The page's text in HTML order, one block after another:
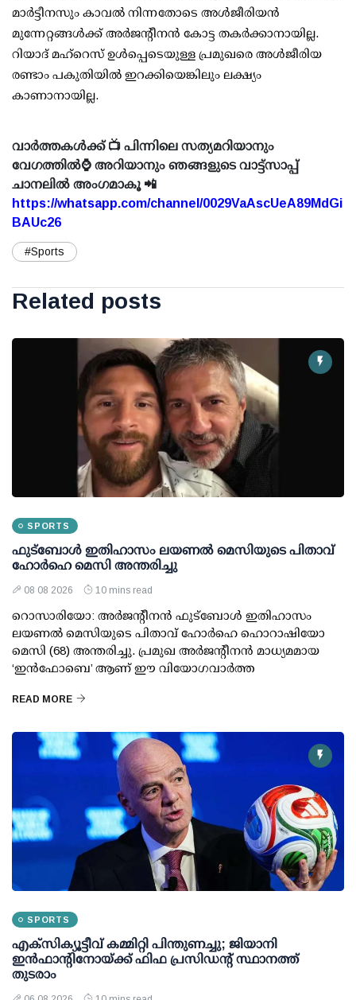
മാര്‍ട്ടീനസും കാവല്‍ നിന്നതോടെ അള്‍ജീരിയന്‍
മുന്നേറ്റങ്ങള്‍ക്ക് അര്‍ജന്റീനന്‍ കോട്ട തകര്‍ക്കാനായില്ല.
റിയാദ് മഹ്റെസ് ഉള്‍പ്പെടെയുള്ള പ്രമുഖരെ അള്‍ജീരിയ
രണ്ടാം പകുതിയില്‍ ഇറക്കിയെങ്കിലും ലക്ഷ്യം
കാണാനായില്ല.
വാർത്തകൾക്ക് 📺 പിന്നിലെ സത്യമറിയാനും
വേഗത്തിൽ⌚ അറിയാനും ഞങ്ങളുടെ വാട്ട്സാപ്പ്
ചാനലിൽ അംഗമാകൂ 📲
https://whatsapp.com/channel/0029VaAscUeA89MdGi
BAUc26
#Sports
Related posts
SPORTS
ഫുട്ബോൾ ഇതിഹാസം ലയണൽ മെസിയുടെ പിതാവ്
ഹോർഹെ മെസി അന്തരിച്ചു
08 08 2026 10 mins read
റൊസാരിയോ: അർജന്റീനൻ ഫുട്ബോൾ ഇതിഹാസം
ലയണൽ മെസിയുടെ പിതാവ് ഹോർഹെ ഹൊറാഷിയോ
മെസി (68) അന്തരിച്ചു. പ്രമുഖ അർജന്റീനൻ മാധ്യമമായ
‘ഇൻഫോബെ’ ആണ് ഈ വിയോഗവാർത്ത
READ MORE
SPORTS
എക്സിക്യൂട്ടീവ് കമ്മിറ്റി പിന്തുണച്ചു; ജിയാനി
ഇന്‍ഫാന്റിനോയ്ക്ക് ഫിഫ പ്രസിഡന്റ് സ്ഥാനത്ത്
തുടരാം